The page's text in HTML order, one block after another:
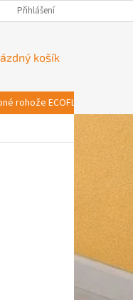
Přihlášení
košík
rohože ECOFLOOR